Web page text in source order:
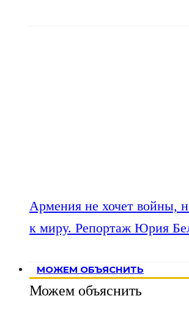
Армения не хочет войны,
к миру. Репортаж Юрия
МОЖЕМ ОБЪЯСНИТЬ
Можем объяснить